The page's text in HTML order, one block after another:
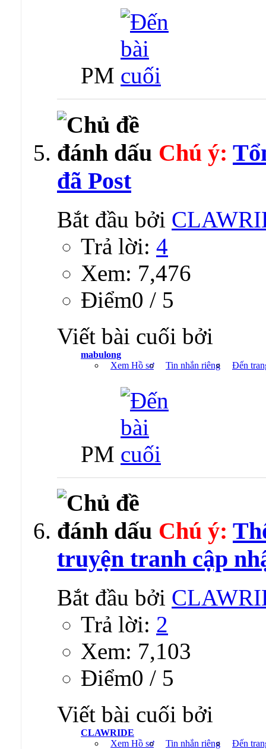
PM
Chú ý:
đã Post
Bắt đầu bởi
Trả lời: 4
Xem: 7,476
Ðiểm0 / 5
Viết bài cuối bởi
mabulong
Xem Hồ sơ
Tin nhắn riêng Đến
PM
Chú ý:
truyện tranh cập
Bắt đầu bởi
Trả lời: 2
Xem: 7,103
Ðiểm0 / 5
Viết bài cuối bởi
CLAWRIDE
Xem Hồ sơ
Tin nhắn riêng Đến